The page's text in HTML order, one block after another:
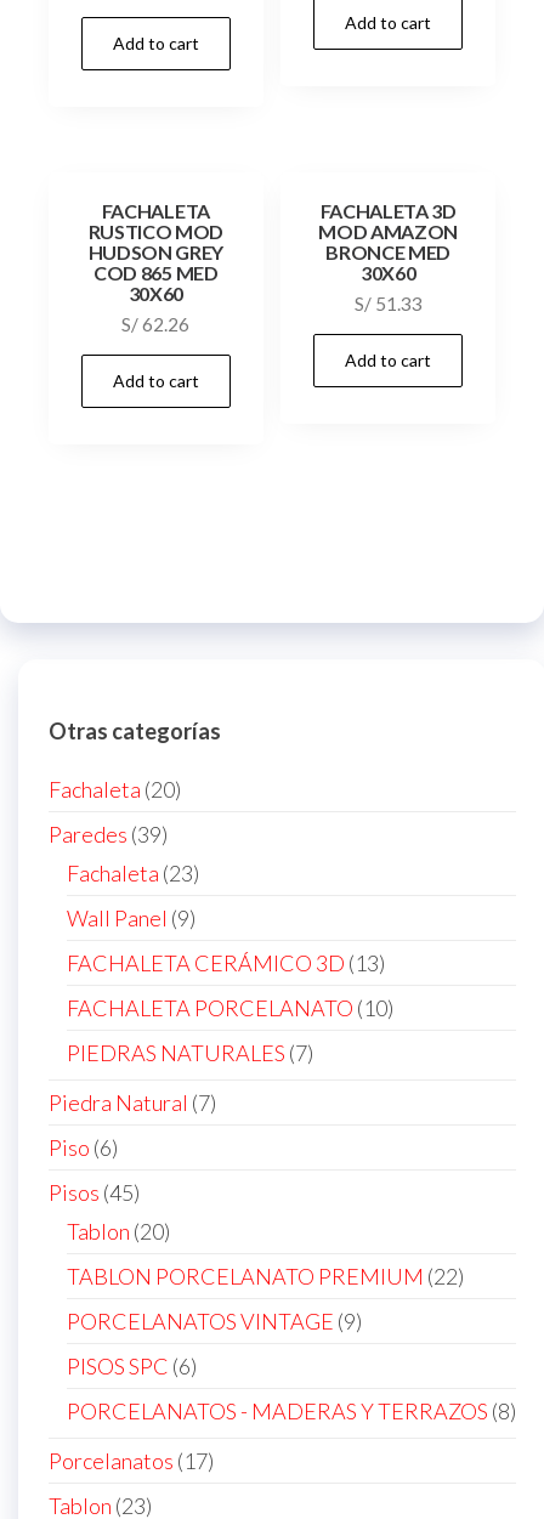
Add to cart
Add to cart
FACHALETA
RUSTICO MOD
HUDSON GREY
COD 865 MED
30X60
S/62.26
Add to cart
FACHALETA 3D
MOD AMAZON
BRONCE MED
30X60
S/51.33
Add to cart
Otras categorías
Fachaleta 2020
Paredes 3939
products
Fachaleta 2323
products
Wall Panel 99
products
FACHALETA CERÁMICO 3D 1313
products
FACHALETA PORCELANATO 1010
PIEDRAS NATURALES 77
Piedra Natural 77
Piso 66
products
Pisos 4545
products
Tablon 2020
products
TABLON PORCELANATO PREMIUM 2222
PORCELANATOS VINTAGE 99
PISOS SPC 66
products
PORCELANATOS - MADERAS Y TERRAZOS 88
Porcelanatos 1717
Tablon 2323